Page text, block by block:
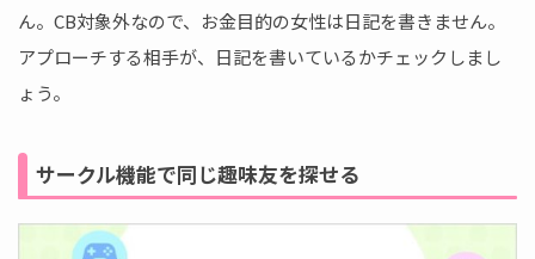
ん。CB対象外なので、お金目的の女性は日記を書きません。
アプローチする相手が、日記を書いているかチェックしまし
ょう。
サークル機能で同じ趣味友を探せる